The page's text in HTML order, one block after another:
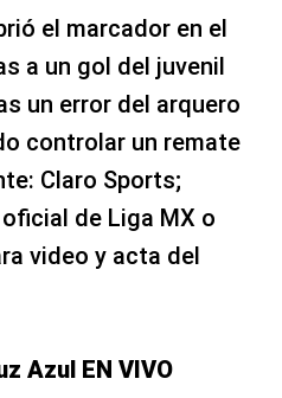
el marcador en el
a un gol del juvenil
un error del arquero
controlar un remate
Claro Sports;
de Liga MX o
video y acta del
Azul EN VIVO